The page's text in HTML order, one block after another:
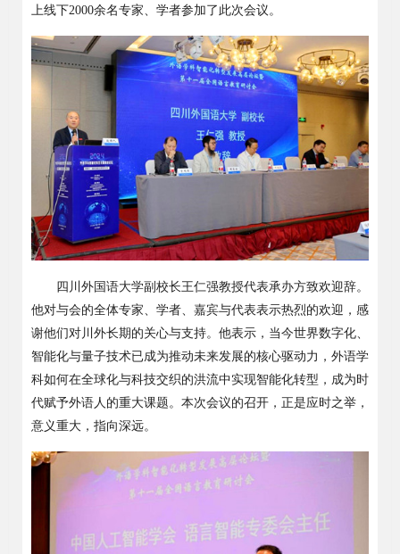
上线下2000余名专家、学者参加了此次会议。
四川外国语大学副校长王仁强教授代表承办方致欢迎辞。
他对与会的全体专家、学者、嘉宾与代表表示热烈的欢迎，感
谢他们对川外长期的关心与支持。他表示，当今世界数字化、
智能化与量子技术已成为推动未来发展的核心驱动力，外语学
科如何在全球化与科技交织的洪流中实现智能化转型，成为时
代赋予外语人的重大课题。本次会议的召开，正是应时之举，
意义重大，指向深远。